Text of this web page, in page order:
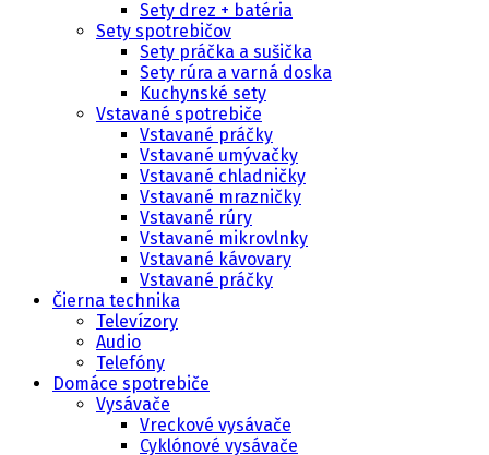
Sety drez + batéria
Sety spotrebičov
Sety práčka a sušička
Sety rúra a varná doska
Kuchynské sety
Vstavané spotrebiče
Vstavané práčky
Vstavané umývačky
Vstavané chladničky
Vstavané mrazničky
Vstavané rúry
Vstavané mikrovlnky
Vstavané kávovary
Vstavané práčky
Čierna technika
Televízory
Audio
Telefóny
Domáce spotrebiče
Vysávače
Vreckové vysávače
Cyklónové vysávače